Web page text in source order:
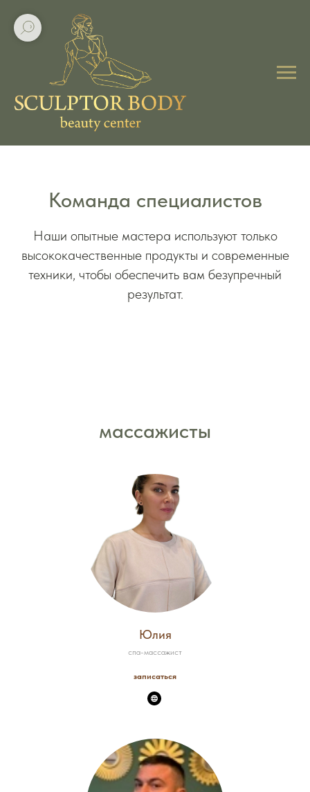
Команда специалистов
Наши опытные мастера используют только
высококачественные продукты и современные
техники, чтобы обеспечить вам безупречный
результат.
массажисты
Юлия
спа-массажист
записаться